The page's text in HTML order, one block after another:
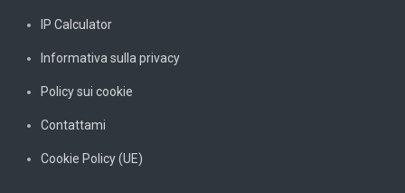
IP Calculator
Informativa sulla privacy
Policy sui cookie
Contattami
Cookie Policy (UE)